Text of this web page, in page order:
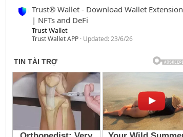
Trust® Wallet - Download Wallet Extension
| NFTs and DeFi
Trust Wallet
Trust Wallet APP Updated:23/6/26